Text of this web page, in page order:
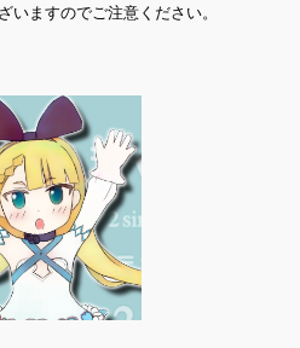
ますのでご注意ください。